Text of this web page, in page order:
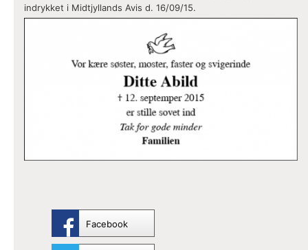
Facebook
indrykket i Midtjyllands Avis d. 16/09/15.